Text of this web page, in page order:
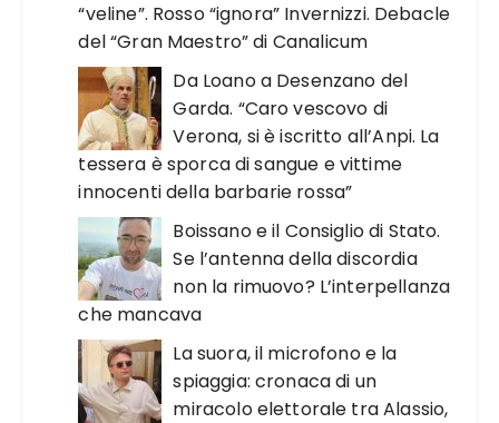
“veline”. Rosso “ignora” Invernizzi. Debacle
del “Gran Maestro” di Canalicum
Da Loano a Desenzano del
Garda. “Caro vescovo di
Verona, si è iscritto all’Anpi. La
tessera è sporca di sangue e vittime
innocenti della barbarie rossa”
Boissano e il Consiglio di Stato.
Se l’antenna della discordia
non la rimuovo? L’interpellanza
che mancava
La suora, il microfono e la
spiaggia: cronaca di un
miracolo elettorale tra Alassio,